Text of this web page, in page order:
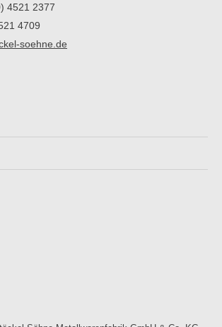
4521 2377
4709
soehne.de